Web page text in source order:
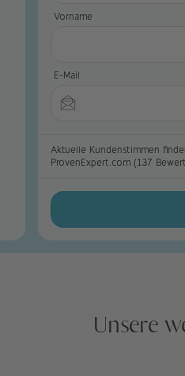
Vorname
E-Mail
Aktuelle Kundenstimmen
ProvenExpert.com (137
Unsere